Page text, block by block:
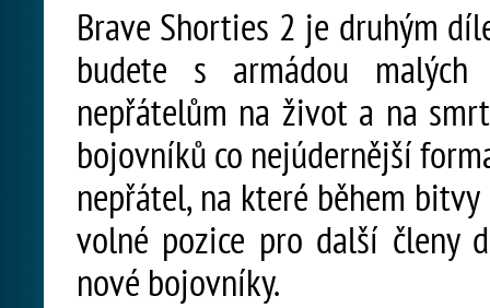
Brave Shorties 2 je druhým
budete s armádou
nepřátelům na život a na
bojovníků co nejúdernější
nepřátel, na které během
volné pozice pro další členy
nové bojovníky.